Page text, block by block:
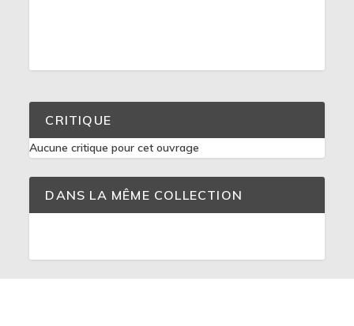
CRITIQUE
Aucune critique pour cet ouvrage
DANS LA MÊME COLLECTION